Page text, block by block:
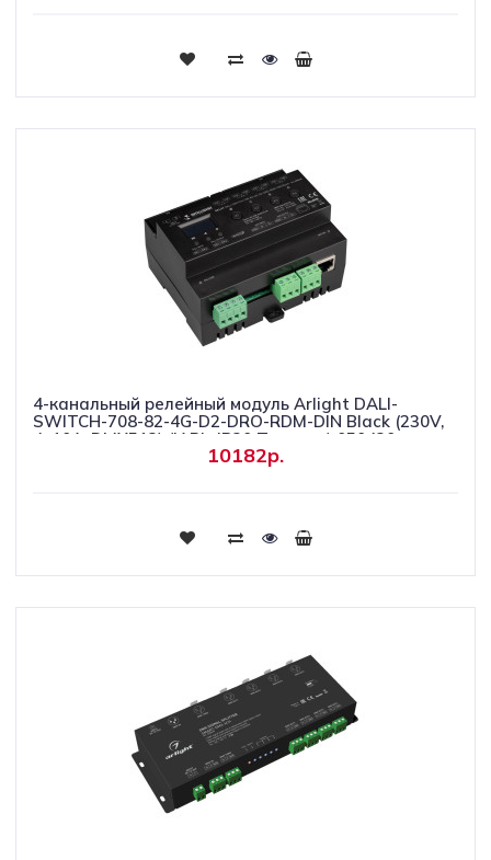
Купить
4-канальный релейный модуль Arlight DALI-
SWITCH-708-82-4G-D2-DRO-RDM-DIN Black (230V,
4x10A, DMX512) (IARL, IP20 Пластик) 050430
10182р.
Купить